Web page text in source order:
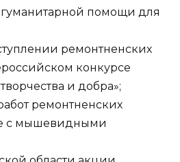
помощи для
ремонтненских
конкурсе
и добра»;
ремонтненских
с мышевидными